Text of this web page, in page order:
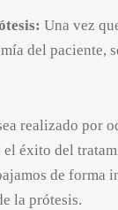
Una vez
del paciente,
realizado por
éxito del
de
la prótesis.